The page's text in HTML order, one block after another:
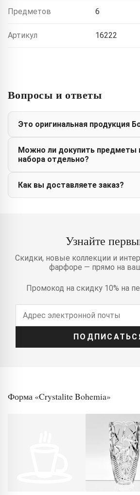
Предметов 6
Артикул 16222
Вопросы и ответы
Это оригинальная продукция
Можно ли докупить предметы
набора отдельно?
Как вы доставляете заказ?
Узнайте
Скидки, новые коллекции и
фарфоре — прямо на
Промокод на скидку 10% на
Форма «Crystalite Bohemia»